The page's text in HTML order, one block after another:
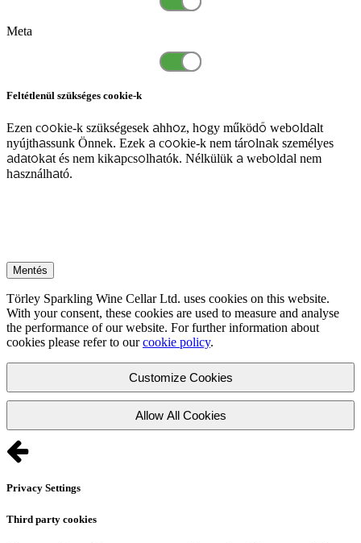
Meta
Feltétlenül szükséges cookie-k
Ezen cookie-k szükségesek ahhoz, hogy működő weboldalt
nyújthassunk Önnek. Ezek a cookie-k nem tárolnak személyes
adatokat és nem kikapcsolhatók. Nélkülük a weboldal nem
használható.
Mentés
Törley Sparkling Wine Cellar Ltd. uses cookies on this website.
With your consent, these cookies are used to measure and analyse
the performance of our website. For further information about
cookies please refer to ourcookie policy.
Customize Cookies
Allow All Cookies
Privacy Settings
Third party cookies